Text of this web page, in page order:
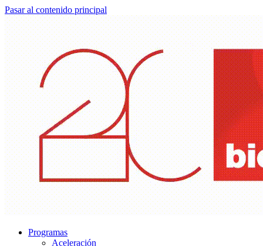
Pasar al contenido principal
Programas
Aceleración